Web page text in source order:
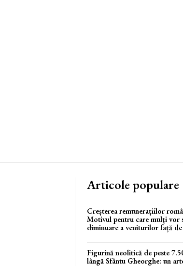
Articole populare
Creșterea remunerațiilor
Motivul pentru care mulți vor
diminuare a veniturilor față
Figurină neolitică de peste
lângă Sfântu Gheorghe: un